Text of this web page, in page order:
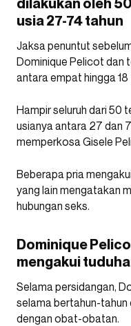
usia 27-74 tahun
Jaksa penuntut
Dominique Pelicot dan
antara empat hingga 18
Hampir seluruh dari 50
usianya antara 27 dan
memperkosa Gisele
Beberapa pria
yang lain mengatakan
hubungan seks.
Dominique
mengakui
Selama persidangan,
selama bertahun-tahun
dengan obat-obatan.